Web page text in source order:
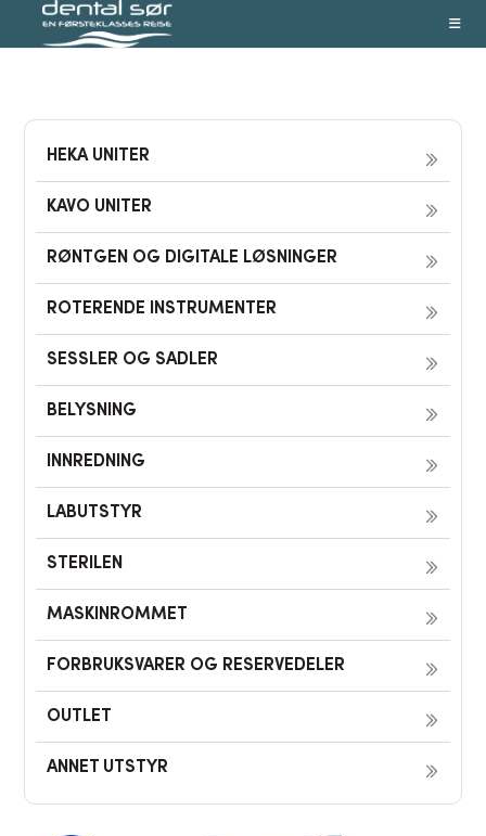
HEKA UNITER
KAVO UNITER
RØNTGEN OG DIGITALE LØSNINGER
ROTERENDE INSTRUMENTER
SESSLER OG SADLER
BELYSNING
INNREDNING
LABUTSTYR
STERILEN
MASKINROMMET
FORBRUKSVARER OG RESERVEDELER
OUTLET
ANNET UTSTYR